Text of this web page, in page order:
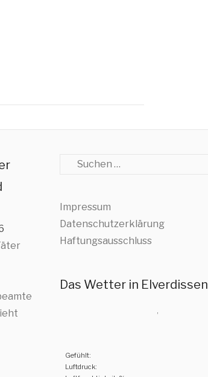
Suche
Impressum
Datenschutzerklärung
Haftungsausschluss
Das Wetter in Elverdissen
,
Gefühlt:
Luftdruck: